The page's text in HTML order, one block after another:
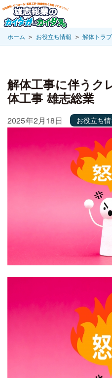
ホーム ＞ お役立ち情報 ＞ 解体トラ
解体工事に伴うク
体工事 雄志総業
2025年2月18日 お役立ち